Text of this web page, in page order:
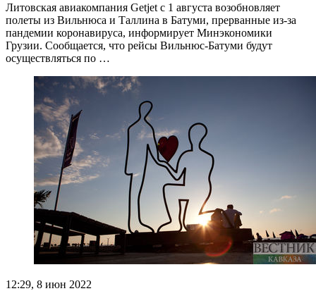
Литовская авиакомпания Getjet с 1 августа возобновляет
полеты из Вильнюса и Таллина в Батуми, прерванные из-за
пандемии коронавируса, информирует Минэкономики
Грузии. Сообщается, что рейсы Вильнюс-Батуми будут
осуществляться по …
12:29, 8 июн 2022